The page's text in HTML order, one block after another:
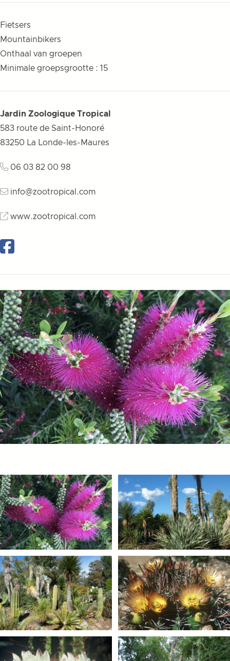
Fietsers
Mountainbikers
Onthaal van groepen
Minimale groepsgrootte : 15
Jardin Zoologique Tropical
583 route de Saint-Honoré
83250 La Londe-les-Maures
06 03 82 00 98
info@zootropical.com
www.zootropical.com
Facebook